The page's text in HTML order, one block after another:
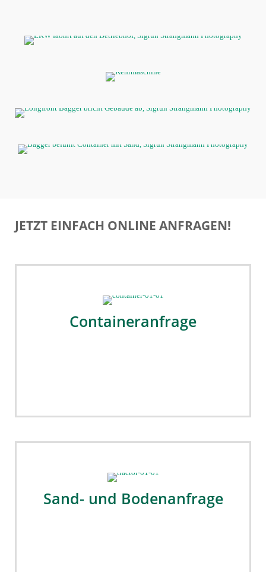
JETZT EINFACH ONLINE ANFRAGEN!
Containeranfrage
Sand- und Bodenanfrage